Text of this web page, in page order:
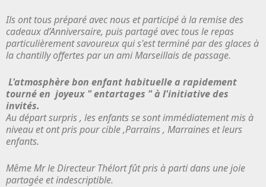
Ils ont tous préparé avec nous et participé à la remise des
cadeaux d’Anniversaire, puis partagé avec tous le repas
particulièrement savoureux qui s'est terminé par des glaces à
la chantilly offertes par un ami Marseillais de passage.
L'atmosphère bon enfant habituelle a rapidement
tourné en joyeux " entartages " à l'initiative des
invités.
Au départ surpris , les enfants se sont immédiatement mis à
niveau et ont pris pour cible ,Parrains , Marraines et leurs
enfants.
Même Mr le Directeur Thélort fût pris à parti dans une joie
partagée et indescriptible.